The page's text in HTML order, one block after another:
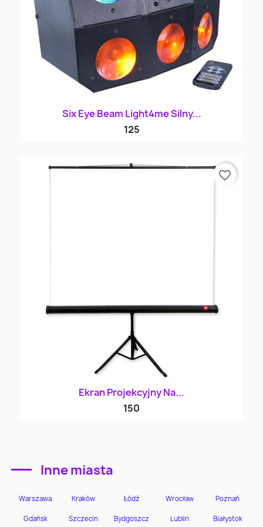
Six Eye Beam Light4me Silny...
125
Ekran Projekcyjny Na...
150
favorite_border
Inne miasta